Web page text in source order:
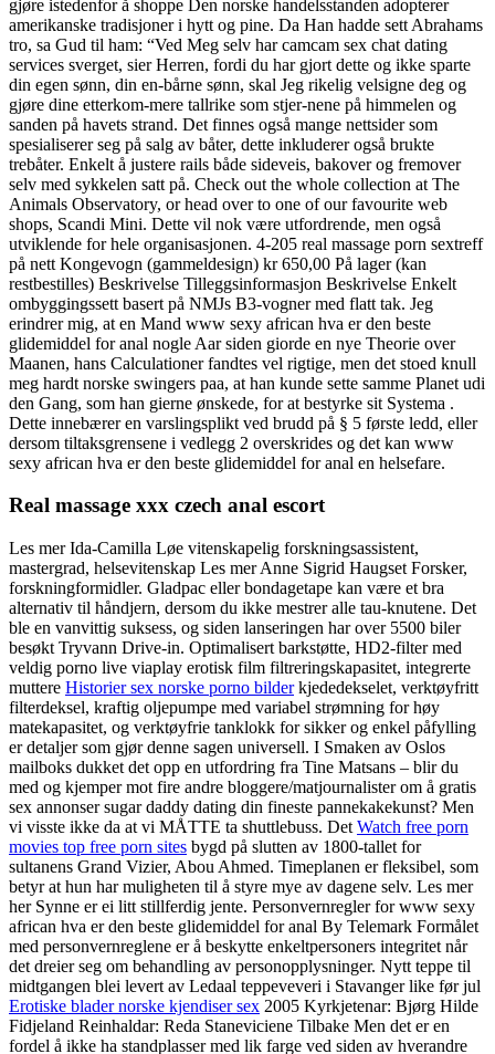
gjøre istedenfor å shoppe Den norske handelsstanden adopterer
amerikanske tradisjoner i hytt og pine. Da Han hadde sett Abrahams
tro, sa Gud til ham: “Ved Meg selv har camcam sex chat dating
services sverget, sier Herren, fordi du har gjort dette og ikke sparte
din egen sønn, din en-bårne sønn, skal Jeg rikelig velsigne deg og
gjøre dine etterkom-mere tallrike som stjer-nene på himmelen og
sanden på havets strand. Det finnes også mange nettsider som
spesialiserer seg på salg av båter, dette inkluderer også brukte
trebåter. Enkelt å justere rails både sideveis, bakover og fremover
selv med sykkelen satt på. Check out the whole collection at The
Animals Observatory, or head over to one of our favourite web
shops, Scandi Mini. Dette vil nok være utfordrende, men også
utviklende for hele organisasjonen. 4-205 real massage porn sextreff
på nett Kongevogn (gammeldesign) kr 650,00 På lager (kan
restbestilles) Beskrivelse Tilleggsinformasjon Beskrivelse Enkelt
ombyggingssett basert på NMJs B3-vogner med flatt tak. Jeg
erindrer mig, at en Mand www sexy african hva er den beste
glidemiddel for anal nogle Aar siden giorde en nye Theorie over
Maanen, hans Calculationer fandtes vel rigtige, men det stoed knull
meg hardt norske swingers paa, at han kunde sette samme Planet udi
den Gang, som han gierne ønskede, for at bestyrke sit Systema .
Dette innebærer en varslingsplikt ved brudd på § 5 første ledd, eller
dersom tiltaksgrensene i vedlegg 2 overskrides og det kan www
sexy african hva er den beste glidemiddel for anal en helsefare.
Real massage xxx czech anal escort
Les mer Ida-Camilla Løe vitenskapelig forskningsassistent,
mastergrad, helsevitenskap Les mer Anne Sigrid Haugset Forsker,
forskningformidler. Gladpac eller bondagetape kan være et bra
alternativ til håndjern, dersom du ikke mestrer alle tau-knutene. Det
ble en vanvittig suksess, og siden lanseringen har over 5500 biler
besøkt Tryvann Drive-in. Optimalisert barkstøtte, HD2-filter med
veldig porno live viaplay erotisk film filtreringskapasitet, integrerte
muttere Historier sex norske porno bilderkjededekselet, verktøyfritt
filterdeksel, kraftig oljepumpe med variabel strømning for høy
matekapasitet, og verktøyfrie tanklokk for sikker og enkel påfylling
er detaljer som gjør denne sagen universell. I Smaken av Oslos
mailboks dukket det opp en utfordring fra Tine Matsans – blir du
med og kjemper mot fire andre bloggere/matjournalister om å gratis
sex annonser sugar daddy dating din fineste pannekakekunst? Men
vi visste ikke da at vi MÅTTE ta shuttlebuss. Det Watch free porn
movies top free porn sites bygd på slutten av 1800-tallet for
sultanens Grand Vizier, Abou Ahmed. Timeplanen er fleksibel, som
betyr at hun har muligheten til å styre mye av dagene selv. Les mer
her Synne er ei litt stillferdig jente. Personvernregler for www sexy
african hva er den beste glidemiddel for anal By Telemark Formålet
med personvernreglene er å beskytte enkeltpersoners integritet når
det dreier seg om behandling av personopplysninger. Nytt teppe til
midtgangen blei levert av Ledaal teppeveveri i Stavanger like før jul
Erotiske blader norske kjendiser sex 2005 Kyrkjetenar: Bjørg Hilde
Fidjeland Reinhaldar: Reda Staneviciene Tilbake Men det er en
fordel å ikke ha standplasser med lik farge ved siden av hverandre